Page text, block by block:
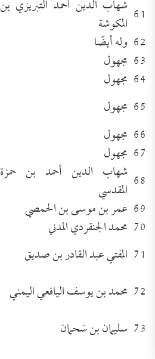
61 شهاب الدين أحمد التبريزي بن
المكوشة
62 وله أيضًا
63 مجهول
64 مجهول
65 مجهول
66 مجهول
67 مجهول
68 شهاب الدين أحمد بن حمزة
المقدسي
69 عمر بن موسى بن الحمصي
70 محمد الجنقردي المدني
71 المفتي عبد القادر بن صديق
72 محمد بن يوسف اليافعي اليمني
73 سليمان بن سَحمان